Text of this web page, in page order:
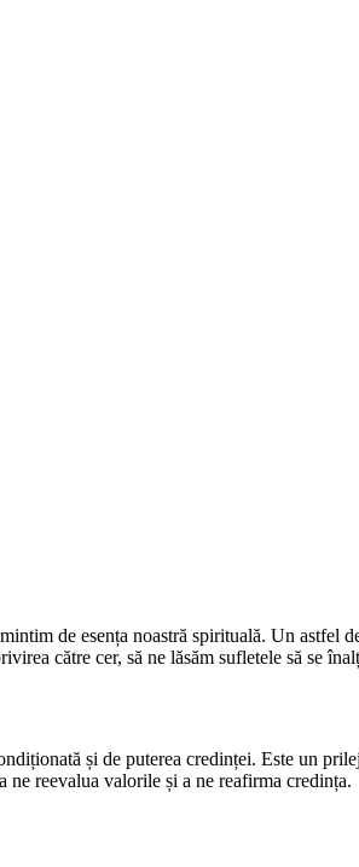
de esența noastră spirituală. Un astfel
către cer, să ne lăsăm sufletele să se
și de puterea credinței. Este un
ne reevalua valorile și a ne reafirma credința.